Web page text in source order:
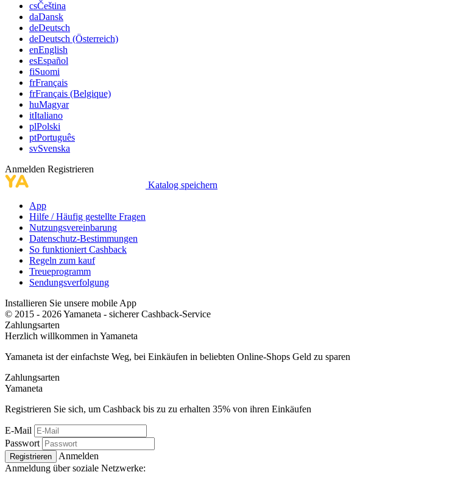
csČeština
daDansk
deDeutsch
deDeutsch (Österreich)
enEnglish
esEspañol
fiSuomi
frFrançais
frFrançais (Belgique)
huMagyar
itItaliano
plPolski
ptPortuguês
svSvenska
Anmelden Registrieren
Katalog speichern
App
Hilfe / Häufig gestellte Fragen
Nutzungsvereinbarung
Datenschutz-Bestimmungen
So funktioniert Cashback
Regeln zum kauf
Treueprogramm
Sendungsverfolgung
Installieren Sie unsere mobile App
© 2015 - 2026 Yamaneta - sicherer Cashback-Service
Zahlungsarten
Herzlich willkommen in Yamaneta
Yamaneta ist der einfachste Weg, bei Einkäufen in beliebten Online-Shops Geld zu sparen
Zahlungsarten
Yamaneta
Registrieren Sie sich, um Cashback bis zu zu erhalten 35% von ihren Einkäufen
E-Mail
Passwort
Registrieren
Anmelden
Anmeldung über soziale Netzwerke: